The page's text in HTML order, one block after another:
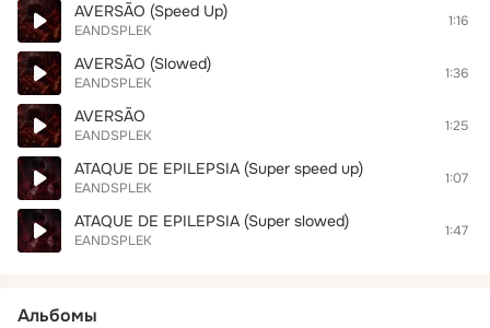
AVERSÃO (Speed Up)
EANDSPLEK
1:16
AVERSÃO (Slowed)
EANDSPLEK
1:36
AVERSÃO
EANDSPLEK
1:25
ATAQUE DE EPILEPSIA (Super speed up)
EANDSPLEK
1:07
ATAQUE DE EPILEPSIA (Super slowed)
EANDSPLEK
1:47
Альбомы